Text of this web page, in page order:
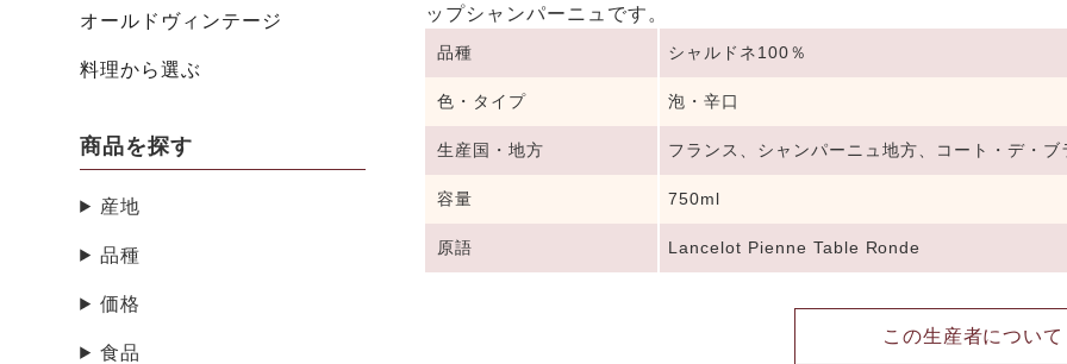
オールドヴィンテージ
料理から選ぶ
商品を探す
産地
品種
価格
食品
ップシャンパーニュです。
品種 シャルドネ100％
色・タイプ 泡・辛口
生産国・地方 フランス、シャンパーニュ地方、コート・デ・ブ
容量 750ml
原語 Lancelot Pienne Table Ronde
この生産者について